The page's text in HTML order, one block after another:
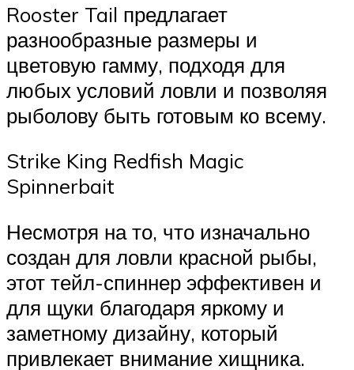
Rooster Tail предлагает
разнообразные размеры и
цветовую гамму, подходя для
любых условий ловли и позволяя
рыболову быть готовым ко всему.
Strike King Redfish Magic
Spinnerbait
Несмотря на то, что изначально
создан для ловли красной рыбы,
этот тейл-спиннер эффективен и
для щуки благодаря яркому и
заметному дизайну, который
привлекает внимание хищника.